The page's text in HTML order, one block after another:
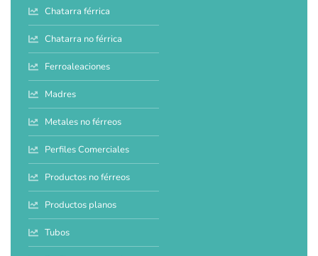
Chatarra férrica
Chatarra no férrica
Ferroaleaciones
Madres
Metales no férreos
Perfiles Comerciales
Productos no férreos
Productos planos
Tubos